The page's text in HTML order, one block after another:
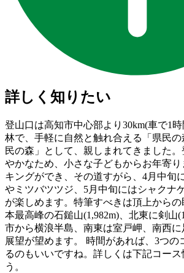
詳しく知りたい
登山口は高知市中心部より30km(車で1
林で、手軽に自然と触れ合える「県民
民の森」として、親しまれてきました
やかなため、小さな子どもからお年寄
キングができ、その道すがら、4月中旬
やミツバツツジ、5月中旬にはシャクナ
が楽しめます。特筆すべきは頂上からの
本最高峰の石鎚山(1,982m)、北東に剣山
市から横浪半島、南東は室戸岬、南西
展望が望めます。 時間があれば、3つの
るのもいいですね。詳しくは下記コース
う。